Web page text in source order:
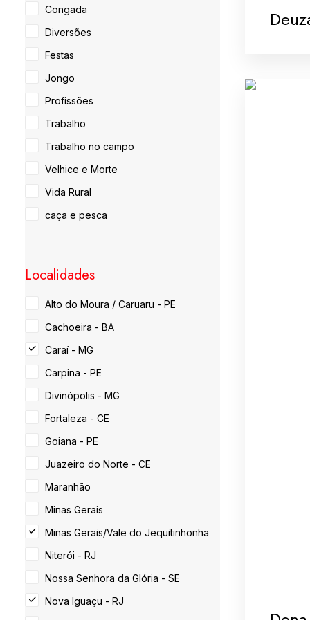
Congada
Diversões
Festas
Jongo
Profissões
Trabalho
Trabalho no campo
Velhice e Morte
Vida Rural
caça e pesca
Localidades
Alto do Moura / Caruaru - PE
Cachoeira - BA
Caraí - MG
Carpina - PE
Divinópolis - MG
Fortaleza - CE
Goiana - PE
Juazeiro do Norte - CE
Maranhão
Minas Gerais
Minas Gerais/Vale do Jequitinhonha
Niterói - RJ
Nossa Senhora da Glória - SE
Nova Iguaçu - RJ